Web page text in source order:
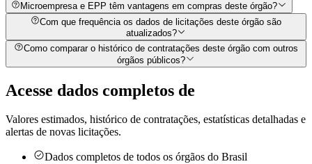
Microempresa e EPP têm vantagens em compras deste órgão?
Com que frequência os dados de licitações deste órgão são
atualizados?
Como comparar o histórico de contratações deste órgão com outros
órgãos públicos?
Acesse dados completos de
Valores estimados, histórico de contratações, estatísticas detalhadas e
alertas de novas licitações.
Dados completos de todos os órgãos do Brasil